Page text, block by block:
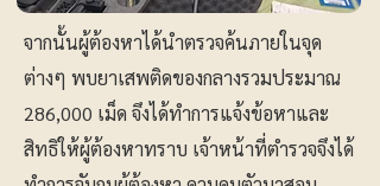
จากนั้นผู้ต้องหาได้นำตรวจค้นภายในจุด
ต่างๆ พบยาเสพติดของกลางรวมประมาณ
286,000 เม็ด จึงได้ทำการแจ้งข้อหาและ
สิทธิให้ผู้ต้องหาทราบ เจ้าหน้าที่ตำรวจจึงได้